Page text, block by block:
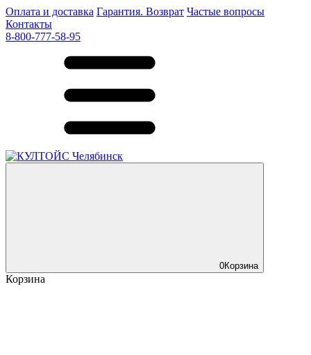
Оплата и доставка Гарантия. Возврат Частые вопросы
Контакты
8-800-777-58-95
0Корзина
Корзина